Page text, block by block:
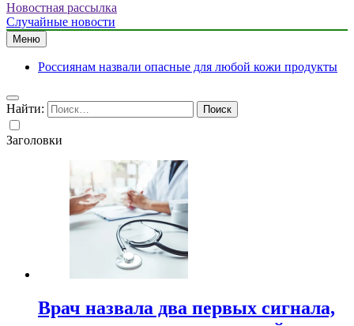
Новостная рассылка
Случайные новости
Меню
Россиянам назвали опасные для любой кожи продукты
Найти:
Заголовки
Врач назвала два первых сигнала,